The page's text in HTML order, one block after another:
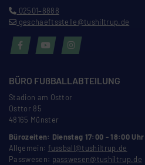
02501–8888
geschaeftsstelle@tushiltrup.de
BÜRO FUßBALLABTEILUNG
Stadion am Osttor
Osttor 85
48165 Münster
Bürozeiten: Dienstag 17:00 - 18:00 Uhr
Allgemein: fussball@tushiltrup.de
Passwesen: passwesen@tushiltrup.de